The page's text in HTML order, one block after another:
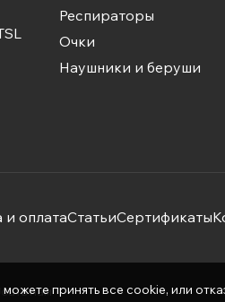
Респираторы
Очки
Наушники и беруши
и оплатаСтатьиСертификаты
нампринять все cookie, или